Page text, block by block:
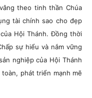
theo tinh thần Chúa
tài chính sao cho đẹp
Hội Thánh. Đồng thời
sự hiểu và nắm vững
nghiệp của Hội Thánh
phát triển mạnh mẽ